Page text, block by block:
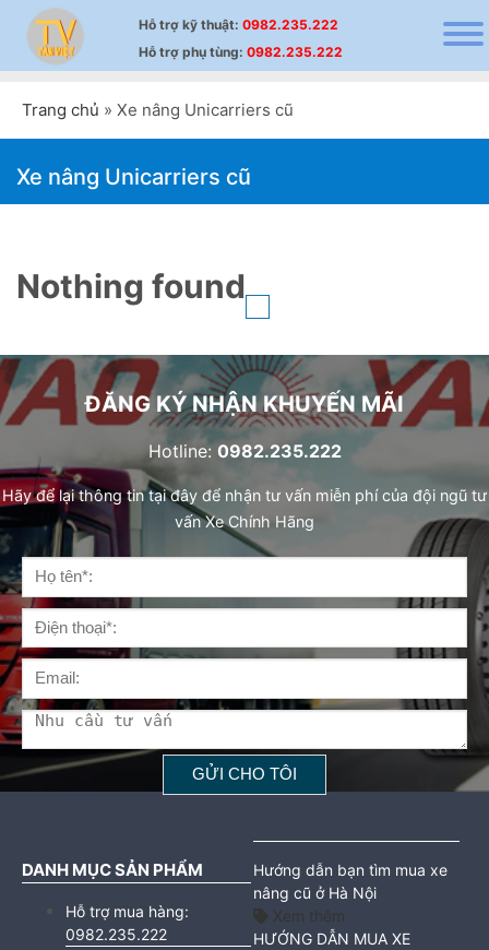
Hỗ trợ kỹ thuật: 0982.235.222
Hỗ trợ phụ tùng: 0982.235.222
Trang chủ » Xe nâng Unicarriers cũ
Xe nâng Unicarriers cũ
Nothing found
ĐĂNG KÝ NHẬN KHUYẾN MÃI
Hotline: 0982.235.222
Hãy để lại thông tin tại đây để nhận tư vấn miễn phí của đội ngũ tư
vấn Xe Chính Hãng
DANH MỤC SẢN PHẨM
Hỗ trợ mua hàng:
0982.235.222
Hướng dẫn bạn tìm mua xe
nâng cũ ở Hà Nội
Xem thêm
HƯỚNG DẪN MUA XE